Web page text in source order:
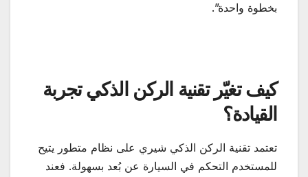
بخطوة واحدة”.
كيف تغيّر تقنية الركن الذكي تجربة
القيادة؟
تعتمد تقنية الركن الذكي شيري على نظام متطور يتيح
للمستخدم التحكم في السيارة عن بُعد بسهولة. فعند